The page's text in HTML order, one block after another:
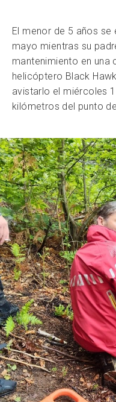
El menor de 5 años
mayo mientras su
mantenimiento en una
helicóptero Black
avistarlo el miércoles
kilómetros del punto